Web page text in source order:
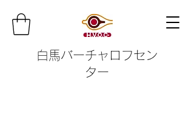
白馬バーチャロフセン
ター